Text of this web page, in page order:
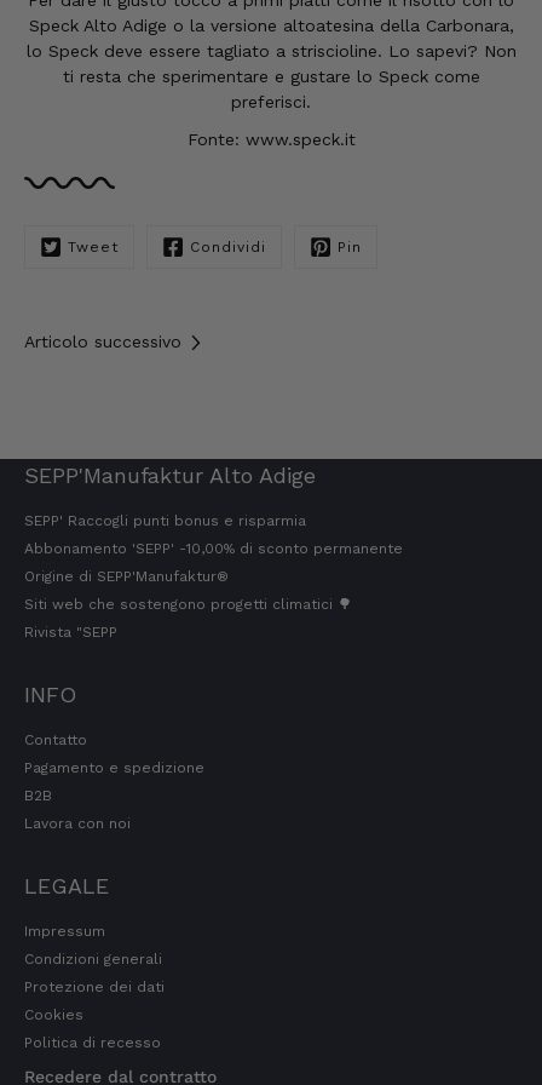
Speck Alto Adige o la versione altoatesina della Carbonara,
lo Speck deve essere tagliato a striscioline. Lo sapevi? Non
ti resta che sperimentare e gustare lo Speck come
preferisci.
Fonte: www.speck.it
Tweet Condividi Pin
Articolo successivo
SEPP'Manufaktur Alto Adige
SEPP' Raccogli punti bonus e risparmia
Abbonamento 'SEPP' -10,00% di sconto permanente
Origine di SEPP'Manufaktur®
Siti web che sostengono progetti climatici 🌳
Rivista "SEPP
INFO
Contatto
Pagamento e spedizione
B2B
Lavora con noi
LEGALE
Impressum
Condizioni generali
Protezione dei dati
Cookies
Politica di recesso
Recedere dal contratto
8.8.2026
Cliente verificato
Il prosciutto è il nostro preferito.
Ulrich Karl
Cliente verificato
Qualità di prima scelta, conveniente e
Sempre così👍
ordinerò sicuramente ancora. 👍🤤🤤❤️
Ellen